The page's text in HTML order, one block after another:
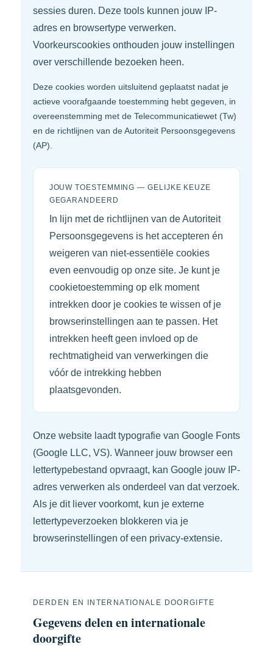
sessies duren. Deze tools kunnen jouw IP-
adres en browsertype verwerken.
Voorkeurscookies onthouden jouw instellingen
over verschillende bezoeken heen.
Deze cookies worden uitsluitend geplaatst nadat je
actieve voorafgaande toestemming hebt gegeven, in
overeenstemming met de Telecommunicatiewet (Tw)
en de richtlijnen van de Autoriteit Persoonsgegevens
(AP).
JOUW TOESTEMMING — GELIJKE KEUZE
GEGARANDEERD
In lijn met de richtlijnen van de Autoriteit
Persoonsgegevens is het accepteren én
weigeren van niet-essentiële cookies
even eenvoudig op onze site. Je kunt je
cookietoestemming op elk moment
intrekken door je cookies te wissen of je
browserinstellingen aan te passen. Het
intrekken heeft geen invloed op de
rechtmatigheid van verwerkingen die
vóór de intrekking hebben
plaatsgevonden.
Onze website laadt typografie van Google Fonts
(Google LLC, VS). Wanneer jouw browser een
lettertypebestand opvraagt, kan Google jouw IP-
adres verwerken als onderdeel van dat verzoek.
Als je dit liever voorkomt, kun je externe
lettertypeverzoeken blokkeren via je
browserinstellingen of een privacy-extensie.
DERDEN EN INTERNATIONALE DOORGIFTE
Gegevens delen en internationale
doorgifte